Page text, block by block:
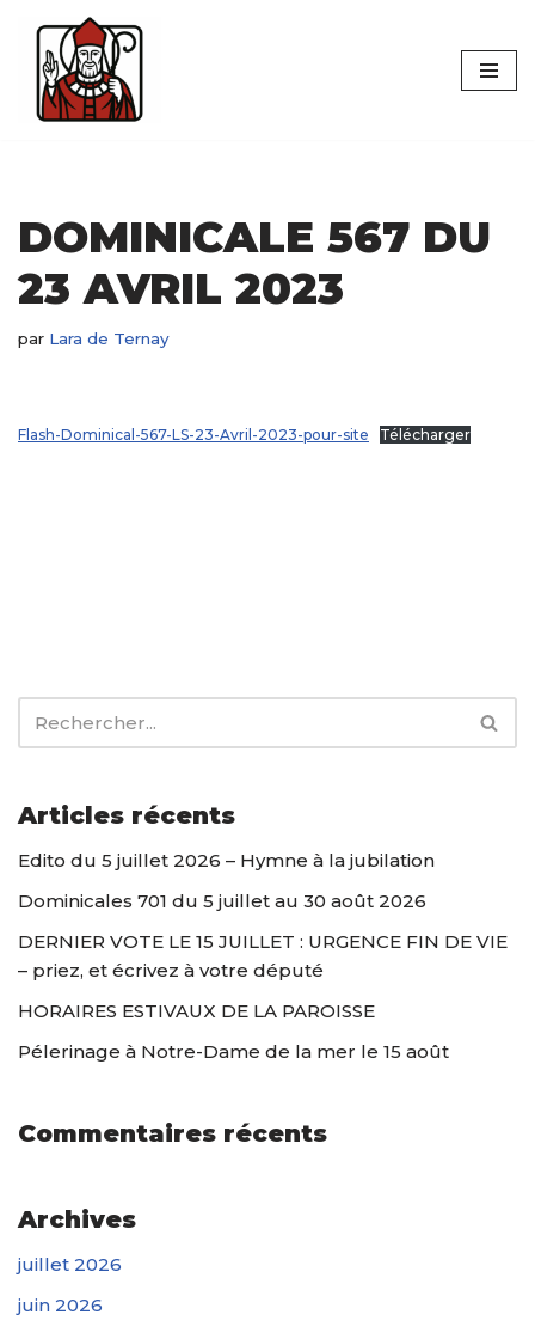
Aller
contenu
DOMINICALE 567 DU
23 AVRIL 2023
par Lara de Ternay
Flash-Dominical-567-LS-23-Avril-2023-pour-site Télécharger
Articles récents
Edito du 5 juillet 2026 – Hymne à la jubilation
Dominicales 701 du 5 juillet au 30 août 2026
DERNIER VOTE LE 15 JUILLET : URGENCE FIN DE VIE
– priez, et écrivez à votre député
HORAIRES ESTIVAUX DE LA PAROISSE
Pélerinage à Notre-Dame de la mer le 15 août
Commentaires récents
Archives
juillet 2026
juin 2026